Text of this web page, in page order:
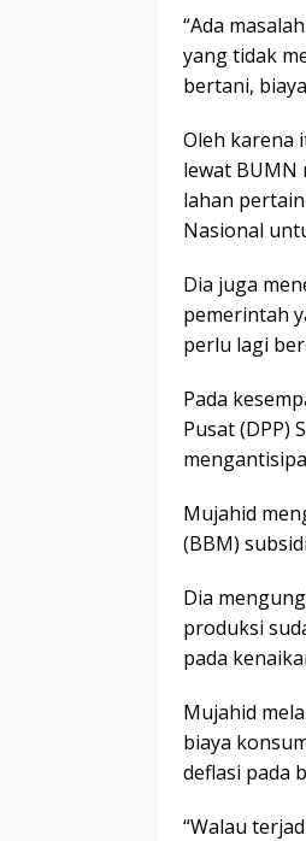
“Ada
yang tidak
bertani,
Oleh karena
lewat BUMN
lahan
Nasional
Dia juga
pemerintah
perlu lagi
Pada
Pusat (DPP)
Mujahid
(BBM)
Dia
produksi
pada
Mujahid
biaya
deflasi pada
“Walau